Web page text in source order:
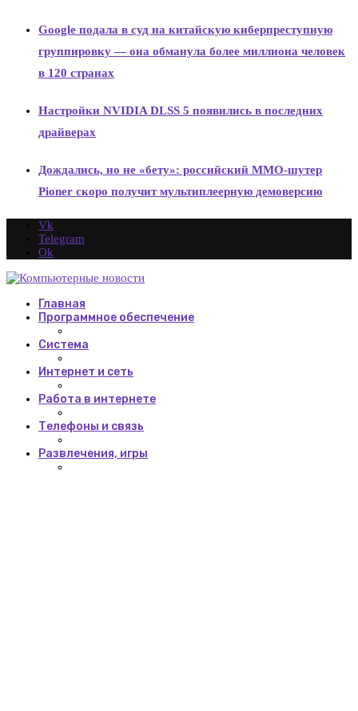
Google подала в суд на китайскую киберпреступную
группировку — она обманула более миллиона человек
в 120 странах
Настройки NVIDIA DLSS 5 появились в последних
драйверах
Дождались, но не «бету»: российский MMO-шутер
Pioner скоро получит мультиплеерную демоверсию
Vk
Telegram
Ok
Главная
Программное обеспечение
Система
Интернет и сеть
Работа в интернете
Телефоны и связь
Развлечения, игры